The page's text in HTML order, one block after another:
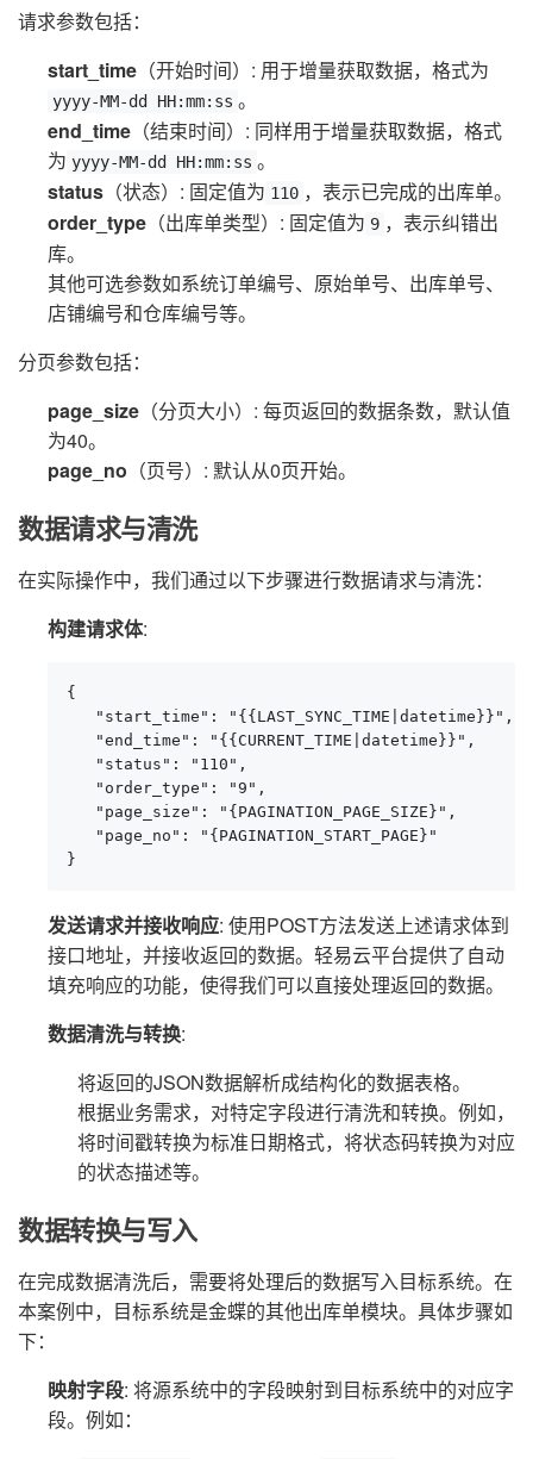
请求参数包括：
start_time （开始时间）: 用于增量获取数据，格式为
yyyy-MM-dd HH:mm:ss 。
end_time （结束时间）: 同样用于增量获取数据，格式
为 yyyy-MM-dd HH:mm:ss 。
status （状态）: 固定值为 110 ，表示已完成的出库单。
order_type （出库单类型）: 固定值为 9 ，表示纠错出
库。
其他可选参数如系统订单编号、原始单号、出库单号、
店铺编号和仓库编号等。
分页参数包括：
page_size （分页大小）: 每页返回的数据条数，默认值
为40。
page_no （页号）: 默认从0页开始。
数据请求与清洗
在实际操作中，我们通过以下步骤进行数据请求与清洗：
构建请求体:
{
   "start_time": "{{LAST_SYNC_TIME|datetime}}",
   "end_time": "{{CURRENT_TIME|datetime}}",
   "status": "110",
   "order_type": "9",
   "page_size": "{PAGINATION_PAGE_SIZE}",
   "page_no": "{PAGINATION_START_PAGE}"
}
发送请求并接收响应: 使用POST方法发送上述请求体到
接口地址，并接收返回的数据。轻易云平台提供了自动
填充响应的功能，使得我们可以直接处理返回的数据。
数据清洗与转换:
将返回的JSON数据解析成结构化的数据表格。
根据业务需求，对特定字段进行清洗和转换。例如，
将时间戳转换为标准日期格式，将状态码转换为对应
的状态描述等。
数据转换与写入
在完成数据清洗后，需要将处理后的数据写入目标系统。在
本案例中，目标系统是金蝶的其他出库单模块。具体步骤如
下：
映射字段: 将源系统中的字段映射到目标系统中的对应字
段。例如：